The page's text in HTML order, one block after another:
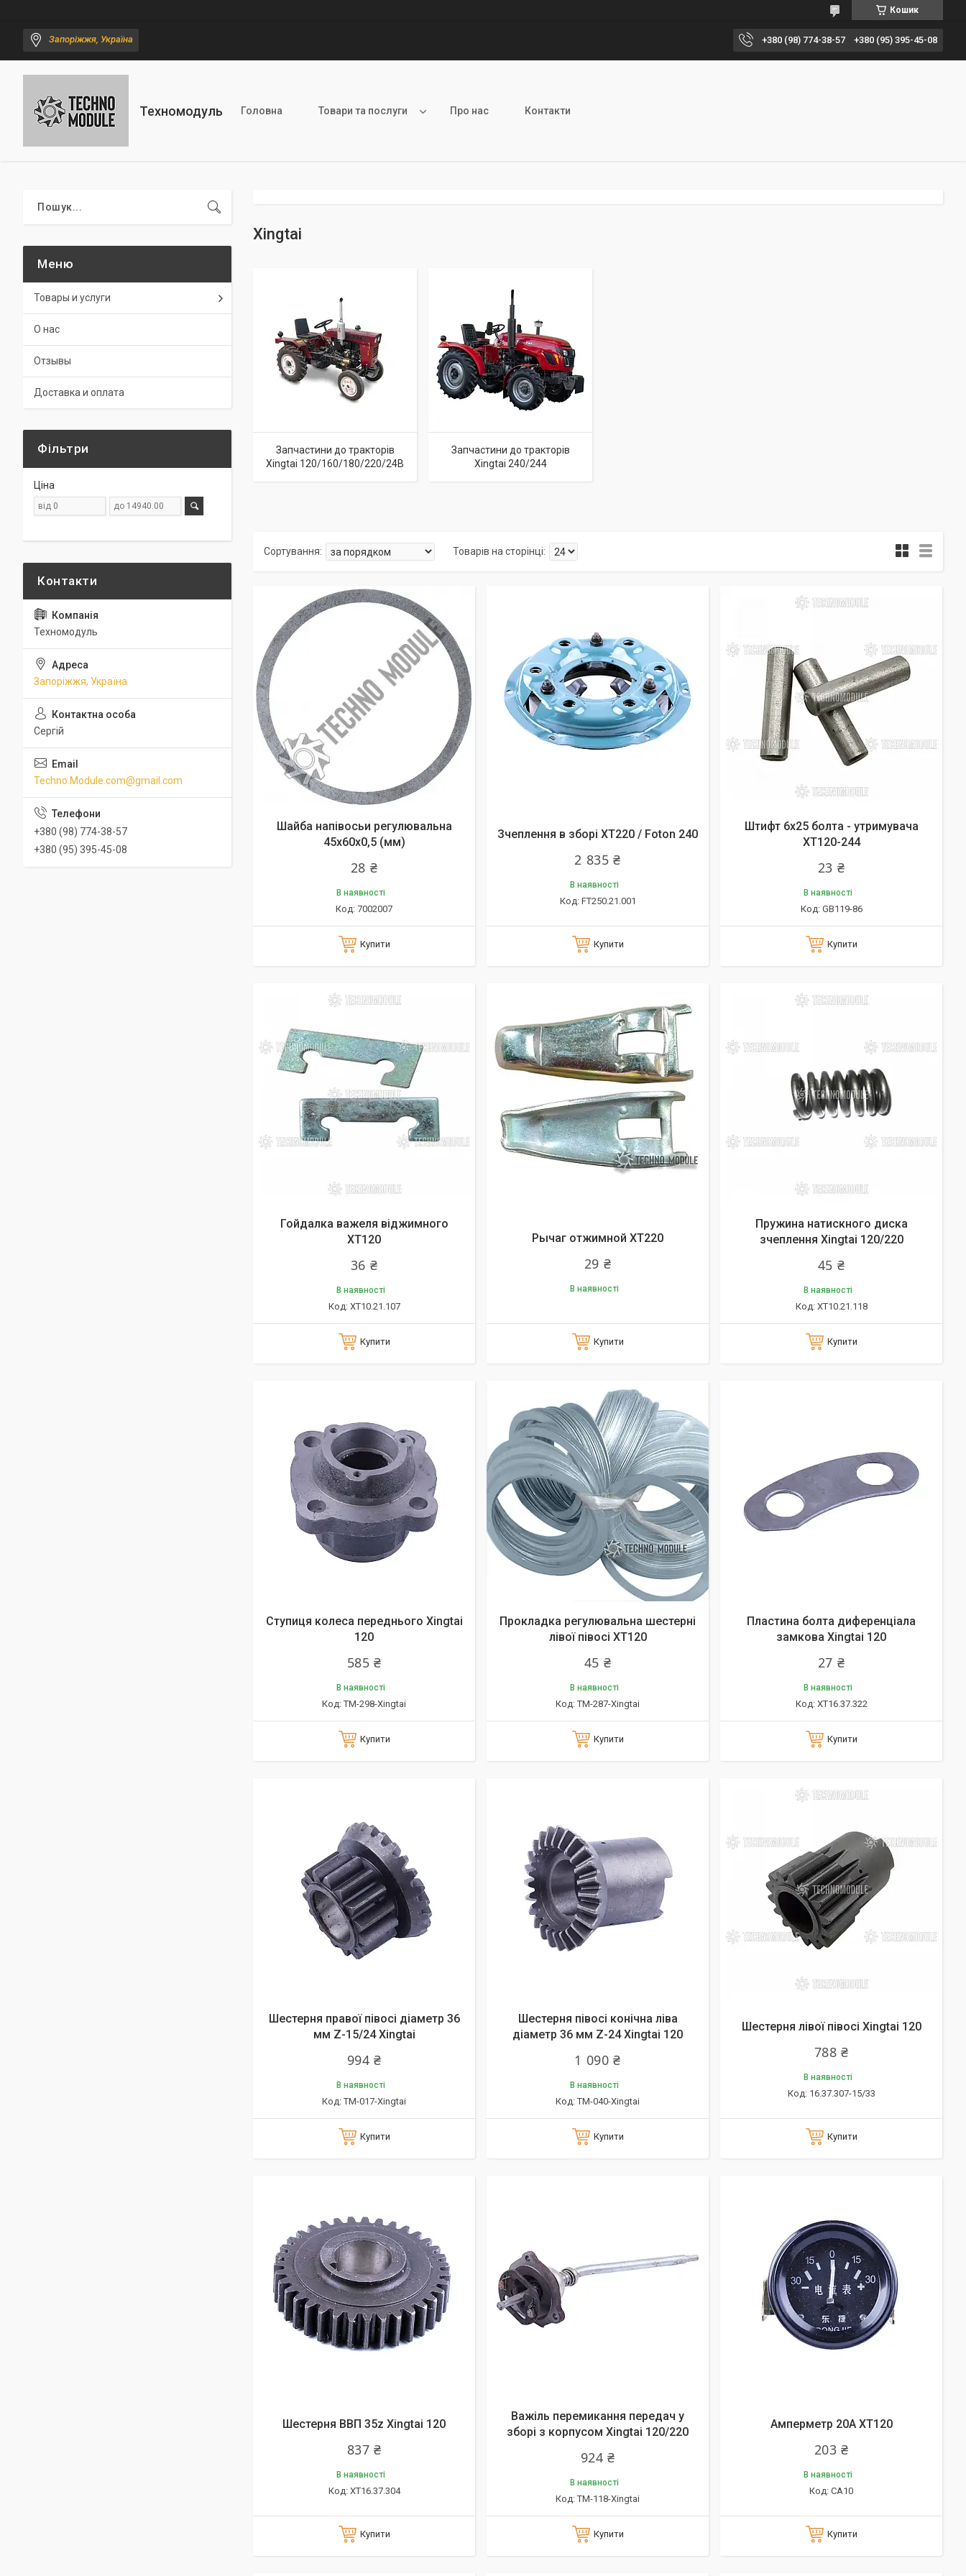
Кошик
Запоріжжя, Україна +380 (98) 774-38-57 +380 (95) 395-45-08
Техномодуль Головна Товари та послуги Про нас Контакти
Xingtai
Запчастини до тракторів
Xingtai 120/160/180/220/24B
Запчастини до тракторів
Xingtai 240/244
Шайба напівосьи регулювальна
45х60х0,5 (мм)
28 ₴
В наявності
7002007
Купити
Зчеплення в зборі XT220 / Foton 240
2 835 ₴
В наявності
FT250.21.001
Купити
Штифт 6х25 болта - утримувача
ХТ120-244
23 ₴
В наявності
GB119-86
Купити
Гойдалка важеля віджимного
XT120
36 ₴
В наявності
XT10.21.107
Купити
Рычаг отжимной XT220
29 ₴
В наявності
Купити
Пружина натискного диска
зчеплення Xingtai 120/220
45 ₴
В наявності
XT10.21.118
Купити
Ступиця колеса переднього Xingtai
120
585 ₴
В наявності
TM-298-Xingtai
Купити
Прокладка регулювальна шестерні
лівої півосі XT120
45 ₴
В наявності
TM-287-Xingtai
Купити
Пластина болта диференціала
замкова Xingtai 120
27 ₴
В наявності
XT16.37.322
Купити
Шестерня правої півосі діаметр 36
мм Z-15/24 Xingtai
994 ₴
В наявності
TM-017-Xingtai
Купити
Шестерня півосі конічна ліва
діаметр 36 мм Z-24 Xingtai 120
1 090 ₴
В наявності
TM-040-Xingtai
Купити
Шестерня лівої півосі Xingtai 120
788 ₴
В наявності
16.37.307-15/33
Купити
Шестерня ВВП 35z Xingtai 120
837 ₴
В наявності
XT16.37.304
Купити
Важіль перемикання передач у
зборі з корпусом Xingtai 120/220
924 ₴
В наявності
TM-118-Xingtai
Купити
Амперметр 20А XT120
203 ₴
В наявності
CA10
Купити
Товары и услуги
О нас
Отзывы
Доставка и оплата
Фільтри
Ціна
Техномодуль
Запоріжжя, Україна
Сергій
Techno.Module.com@gmail.com
+380 (98) 774-38-57
+380 (95) 395-45-08